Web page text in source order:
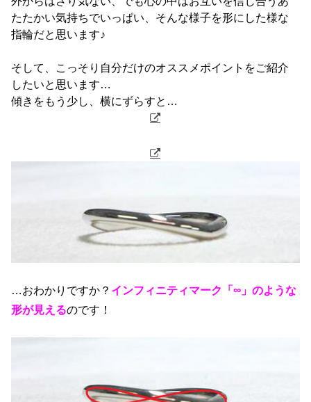
たたかい気持ちでいっぱい、そんな様子を形にした様な
指輪だと思います♪
そして、こっそり自分だけのオススメポイントをご紹介
したいと思います…
傾きをもう少し、横にずらすと…
…おわかりですか？ インフィニティマーク「∞」のような
形が見えるのです！